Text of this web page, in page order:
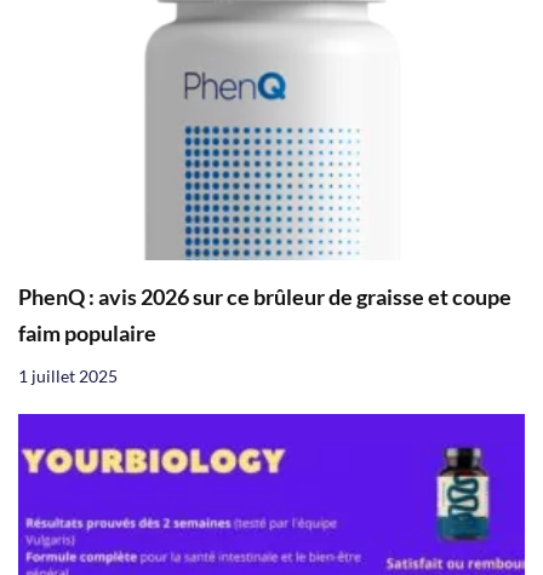
PhenQ : avis 2026 sur ce brûleur de graisse et coupe
faim populaire
1 juillet 2025